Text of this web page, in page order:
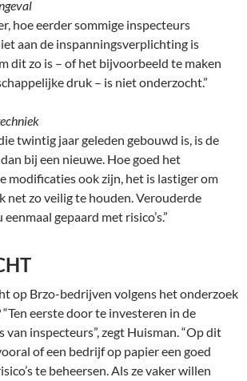
hoe eerder sommige inspecteurs
aan de inspanningsverplichting is
dit zo is – of het bijvoorbeeld te maken
druk – is niet onderzocht.”
twintig jaar geleden gebouwd is, is de
bij een nieuwe. Hoe goed het
modificaties ook zijn, het is lastiger om
net zo veilig te houden. Verouderde
gepaard met risico’s.”
op Brzo-bedrijven volgens het onderzoek
eerste door te investeren in de
van inspecteurs”, zegt Huisman. “Op dit
of een bedrijf op papier een goed
te beheersen. Als ze vaker willen